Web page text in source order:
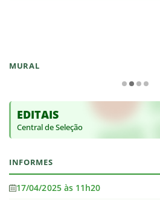
MURAL
EDITAIS
Central de Seleção
INFORMES
17/04/2025 às 11h20